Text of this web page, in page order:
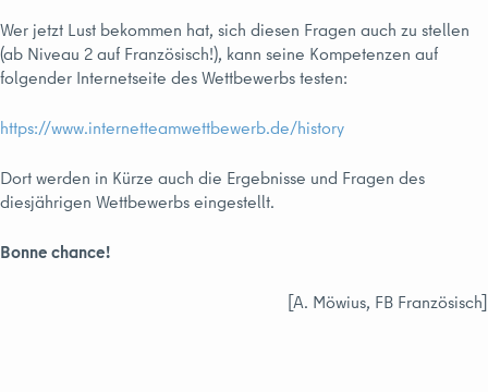
Wer jetzt Lust bekommen hat, sich diesen Fragen auch zu stellen
(ab Niveau 2 auf Französisch!), kann seine Kompetenzen auf
folgender Internetseite des Wettbewerbs testen:
https://www.internetteamwettbewerb.de/history
Dort werden in Kürze auch die Ergebnisse und Fragen des
diesjährigen Wettbewerbs eingestellt.
Bonne chance!
[A. Möwius, FB Französisch]